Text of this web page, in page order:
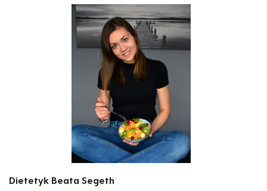
Dietetyk Beata Segeth